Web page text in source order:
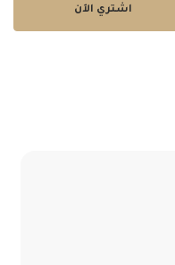
اشتري الآن